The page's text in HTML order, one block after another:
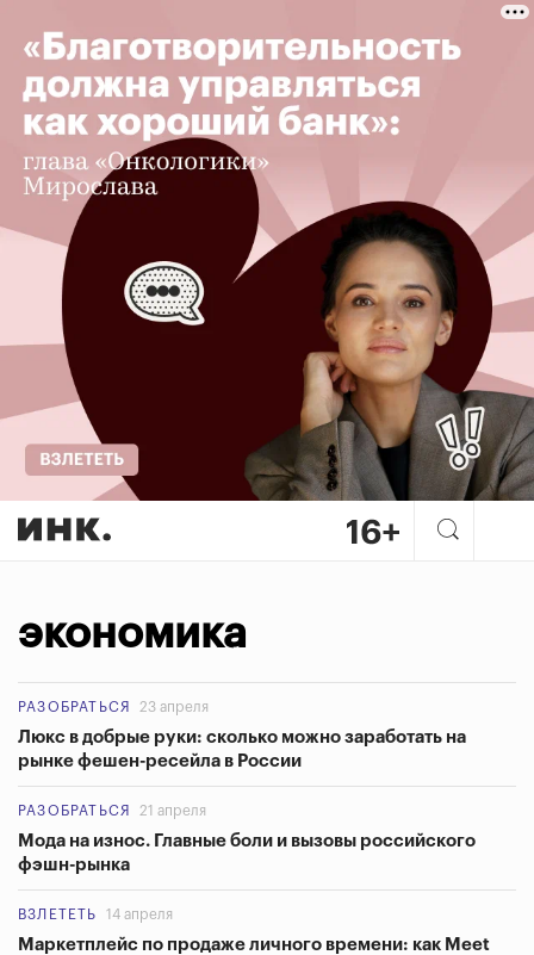
экономика
РАЗОБРАТЬСЯ 23 апреля
Люкс в добрые руки: сколько можно заработать на
рынке фешен-ресейла в России
РАЗОБРАТЬСЯ 21 апреля
Мода на износ. Главные боли и вызовы российского
фэшн-рынка
ВЗЛЕТЕТЬ 14 апреля
Маркетплейс по продаже личного времени: как Meet